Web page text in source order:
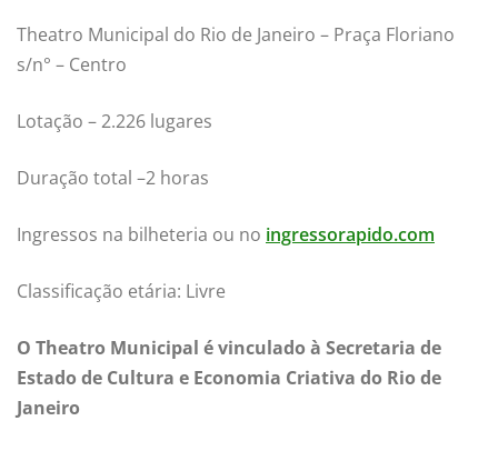
Theatro Municipal do Rio de Janeiro – Praça Floriano
s/n° – Centro
Lotação – 2.226 lugares
Duração total –2 horas
Ingressos na bilheteria ou no ingressorapido.com
Classificação etária: Livre
O Theatro Municipal évinculado à Secretaria de
Estado de Cultura e Economia Criativa do Rio de
Janeiro